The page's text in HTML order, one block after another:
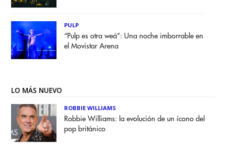
PULP
“Pulp es otra weá”: Una noche imborrable en
el Movistar Arena
LO MÁS NUEVO
ROBBIE WILLIAMS
Robbie Williams: la evolución de un ícono del
pop británico